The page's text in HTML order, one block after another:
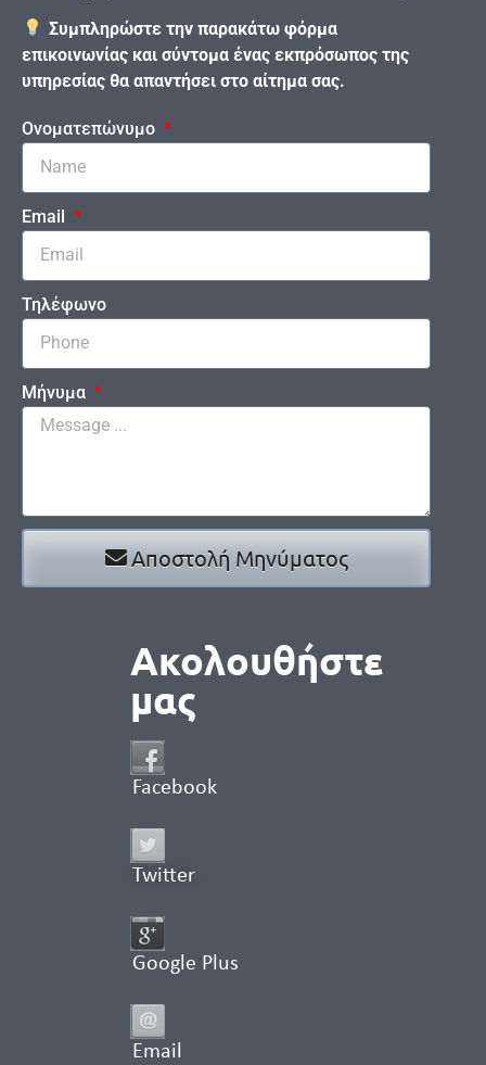
Συμπληρώστε την παρακάτω φόρμα
επικοινωνίας και σύντομα ένας εκπρόσωπος της
υπηρεσίας θα απαντήσει στο αίτημα σας.
Ονοματεπώνυμο
Email
Τηλέφωνο
Μήνυμα
Αποστολή Μηνύματος
Ακολουθήστε
μας
Facebook
Twitter
Google Plus
Email